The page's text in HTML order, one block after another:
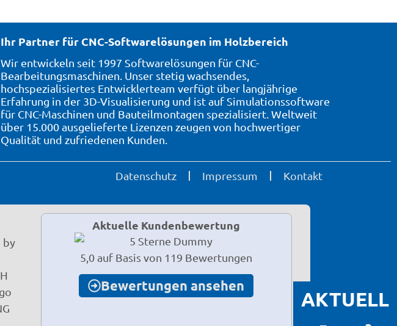
Ihr Partner für CNC-Softwarelösungen im Holzbereich
Wir entwickeln seit 1997 Softwarelösungen für CNC-
Bearbeitungsmaschinen. Unser stetig wachsendes,
hochspezialisiertes Entwicklerteam verfügt über langjährige
Erfahrung in der 3D-Visualisierung und ist auf Simulationssoftware
für CNC-Maschinen und Bauteilmontagen spezialisiert. Weltweit
über 15.000 ausgelieferte Lizenzen zeugen von hochwertiger
Qualität und zufriedenen Kunden.
Datenschutz Impressum Kontakt
Aktuelle Kundenbewertung
5,0 auf Basis von 119 Bewertungen
Bewertungen ansehen
AKTUELL